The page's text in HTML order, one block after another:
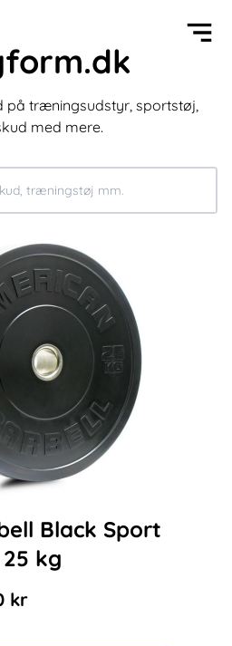
på træningsudstyr, sportstøj,
med mere.
Black Sport
kg
kr